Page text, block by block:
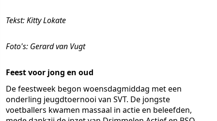
Tekst: Kitty Lokate
Foto's: Gerard van Vugt
Feest voor jong en oud
De feestweek begon woensdagmiddag met een
onderling jeugdtoernooi van SVT. De jongste
voetballers kwamen massaal in actie en beleefden,